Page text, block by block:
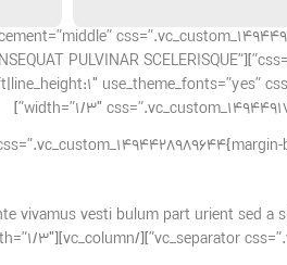
CONSEQUAT PULVINAR SCELERISQUE”
width=”1/3″
vivamus vesti bulum part urient sed a